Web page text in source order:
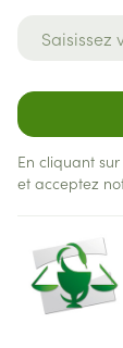
En cliquant
et acceptez